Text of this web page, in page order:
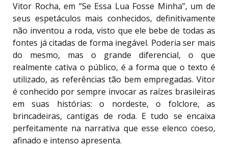
Vitor Rocha, em “Se Essa Lua Fosse Minha”, um de
seus espetáculos mais conhecidos, definitivamente
não inventou a roda, visto que ele bebe de todas as
fontes já citadas de forma inegável. Poderia ser mais
do mesmo, mas o grande diferencial, o que
realmente cativa o público, é a forma que o texto é
utilizado, as referências tão bem empregadas. Vitor
é conhecido por sempre invocar as raízes brasileiras
em suas histórias: o nordeste, o folclore, as
brincadeiras, cantigas de roda. E tudo se encaixa
perfeitamente na narrativa que esse elenco coeso,
afinado e intenso apresenta.